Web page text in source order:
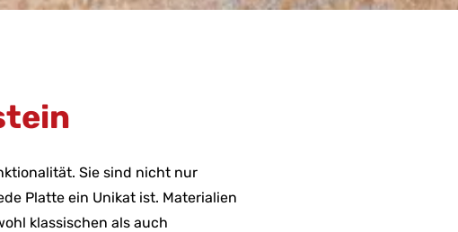
Sie sind nicht nur
Platte ein Unikat ist. Materialien
klassischen als auch